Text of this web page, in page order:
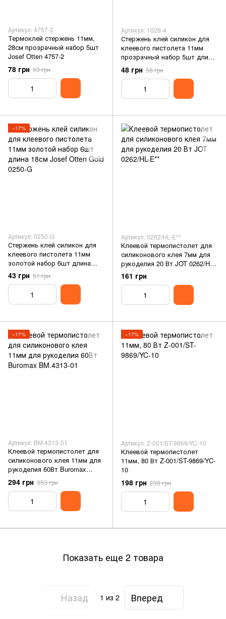
Артикул: 4757-2
Термоклей стержень 11мм,
28см прозрачный набор 5шт
Josef Otten 4757-2
78 грн 93 грн
Артикул: 1026-4
Стержень клей силикон для
клеевого пистолета 11мм
прозрачный набор 5шт длина
20см Josef Otten 1026-4
48 грн 58 грн
−17%
Артикул: 0250-G
Стержень клей силикон для
клеевого пистолета 11мм
золотой набор 6шт длина
18см Josef Otten Gold 0250-G
43 грн 51 грн
Артикул: 0262/HL-E**
Клеевой термопистолет для
силиконового клея 7мм для
рукоделия 20 Вт JOT 0262/HL-
E**
161 грн
−17%
Артикул: BM.4313-01
Клеевой термопистолет для
силиконового клея 11мм для
рукоделия 60Вт Buromax
BM.4313-01
294 грн 353 грн
−17%
Артикул: Z-001/ST-9869/YC-10
Клеевой термопистолет
11мм, 80 Вт Z-001/ST-9869/YC-
10
198 грн 238 грн
Показать еще 2 товара
Назад 1 из 2 Вперед